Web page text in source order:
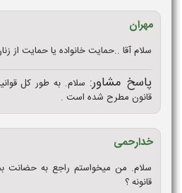
مهران
سلام آقا ..حمایت خانواده یا حمایت از
پاسخ مشاور: سلام. به طور کل
قانون مطرح شده است .
خدارحمی
سلام. من میخواستم راجع به حضانت
قانونه ؟